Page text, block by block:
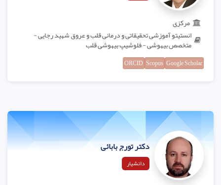
مرکزی
انستیتو آموزشی تحقیقاتی و درمانی قلب و عروق شهید رجایی -
متخصص بیهوشی - فلوشیپ بیهوشی قلب
Google Scholar
Scopus
ORCID
دکتر تورج بابائی
دانشیار